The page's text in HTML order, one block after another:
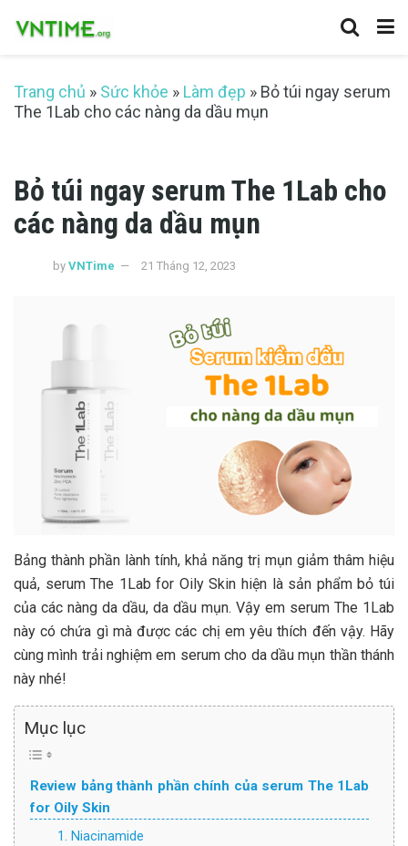
Trang chủ » Sức khỏe » Làm đẹp » Bỏ túi ngay serum
The 1Lab cho các nàng da dầu mụn
Bỏ túi ngay serum The 1Lab cho
các nàng da dầu mụn
by VNTime 21 Tháng 12, 2023
Bảng thành phần lành tính, khả năng trị mụn giảm thâm hiệu
quả, serum The 1Lab for Oily Skin hiện là sản phẩm bỏ túi
của các nàng da dầu, da dầu mụn. Vậy em serum The 1Lab
này có chứa gì mà được các chị em yêu thích đến vậy. Hãy
cùng mình trải nghiệm em serum cho da dầu mụn thần thánh
này nhé!
Mục lục
Review bảng thành phần chính của serum The 1Lab
for Oily Skin
1. Niacinamide